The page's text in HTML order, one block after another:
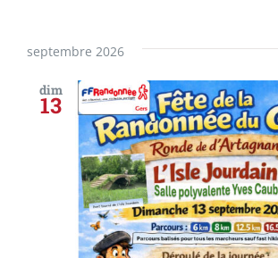
septembre 2026
dim
13